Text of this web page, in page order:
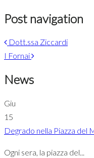
Post navigation
Dott.ssa Ziccardi
I Fornai
News
Giu
15
Degrado nella Piazza del
Ogni sera, la piazza del...